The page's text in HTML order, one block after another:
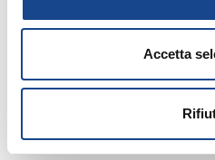
Accetta
Unioni di Comuni - e, al contempo,
mission c'è l'erogazione dei servizi